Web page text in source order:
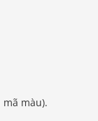
màu).